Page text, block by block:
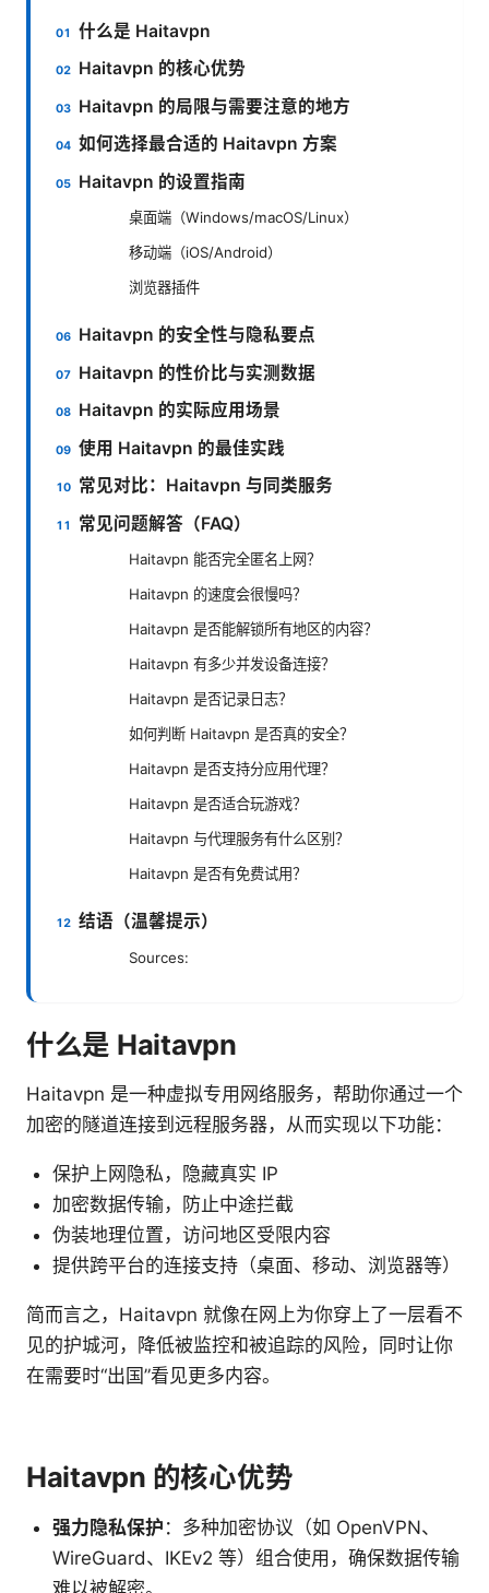
什么是 Haitavpn
Haitavpn 的核心优势
Haitavpn 的局限与需要注意的地方
如何选择最合适的 Haitavpn 方案
Haitavpn 的设置指南
桌面端（Windows/macOS/Linux）
移动端（iOS/Android）
浏览器插件
Haitavpn 的安全性与隐私要点
Haitavpn 的性价比与实测数据
Haitavpn 的实际应用场景
使用 Haitavpn 的最佳实践
常见对比：Haitavpn 与同类服务
常见问题解答（FAQ）
Haitavpn 能否完全匿名上网？
Haitavpn 的速度会很慢吗？
Haitavpn 是否能解锁所有地区的内容？
Haitavpn 有多少并发设备连接？
Haitavpn 是否记录日志？
如何判断 Haitavpn 是否真的安全？
Haitavpn 是否支持分应用代理？
Haitavpn 是否适合玩游戏？
Haitavpn 与代理服务有什么区别？
Haitavpn 是否有免费试用？
结语（温馨提示）
Sources:
什么是 Haitavpn
Haitavpn 是一种虚拟专用网络服务，帮助你通过一个
加密的隧道连接到远程服务器，从而实现以下功能：
保护上网隐私，隐藏真实 IP
加密数据传输，防止中途拦截
伪装地理位置，访问地区受限内容
提供跨平台的连接支持（桌面、移动、浏览器等）
简而言之，Haitavpn 就像在网上为你穿上了一层看不
见的护城河，降低被监控和被追踪的风险，同时让你
在需要时“出国”看见更多内容。
Haitavpn 的核心优势
强力隐私保护 ：多种加密协议（如 OpenVPN、
WireGuard、IKEv2 等）组合使用，确保数据传输
难以被解密。